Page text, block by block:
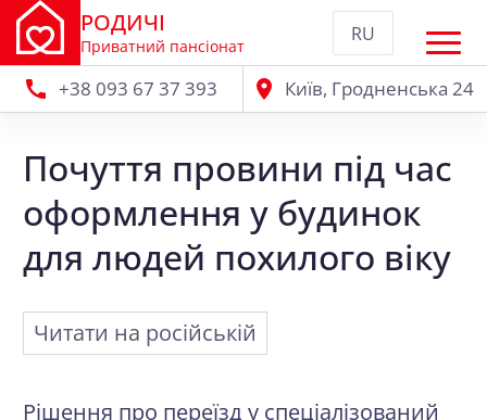
РОДИЧІ
Приватний пансіонат
RU
+38 093 67 37 393 Київ, Гродненська 24
Почуття провини під час
оформлення у будинок
для людей похилого віку
Читати на російській
Рішення про переїзд у спеціалізований